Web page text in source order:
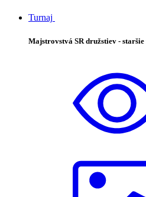
Turnaj
Majstrovstvá SR družstiev -